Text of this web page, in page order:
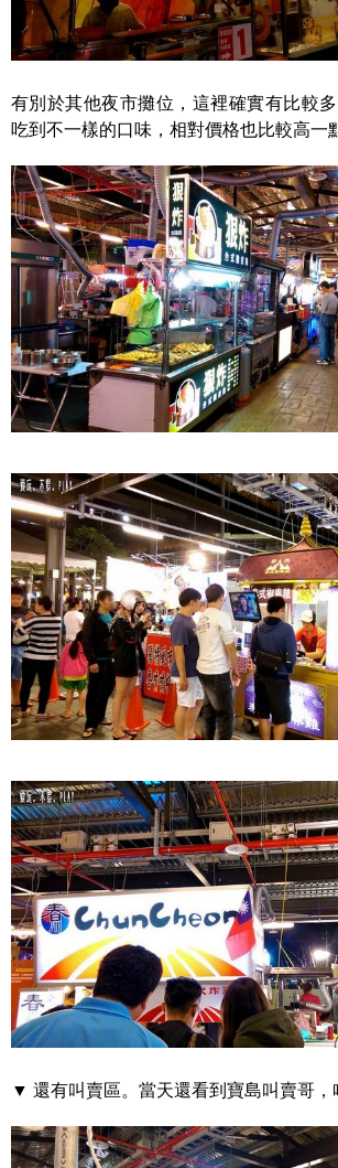
有別於其他夜市攤位，這裡確實有比較
吃到不一樣的口味，相對價格也比較高一
▼ 還有叫賣區。當天還看到寶島叫賣哥，